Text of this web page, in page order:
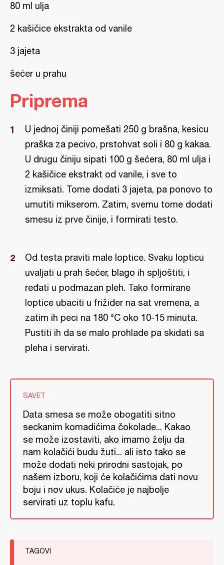
80 ml ulja
2 kašičice ekstrakta od vanile
3 jajeta
šećer u prahu
Priprema
U jednoj činiji pomešati 250 g brašna, kesicu
praška za pecivo, prstohvat soli i 80 g kakaa.
U drugu činiju sipati 100 g šećera, 80 ml ulja i
2 kašičice ekstrakt od vanile, i sve to
izmiksati. Tome dodati 3 jajeta, pa ponovo to
umutiti mikserom. Zatim, svemu tome dodati
smesu iz prve činije, i formirati testo.
Od testa praviti male loptice. Svaku lopticu
uvaljati u prah šećer, blago ih spljoštiti, i
ređati u podmazan pleh. Tako formirane
loptice ubaciti u frižider na sat vremena, a
zatim ih peci na 180 °C oko 10-15 minuta.
Pustiti ih da se malo prohlade pa skidati sa
pleha i servirati.
SAVET
Data smesa se može obogatiti sitno
seckanim komadićima čokolade... Kakao
se može izostaviti, ako imamo želju da
nam kolačići budu žuti... ali isto tako se
može dodati neki prirodni sastojak, po
našem izboru, koji će kolačićima dati novu
boju i nov ukus. Kolačiće je najbolje
servirati uz toplu kafu.
TAGOVI